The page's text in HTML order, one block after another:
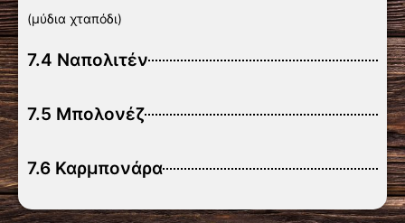
(μύδια χταπόδι)
7.4 Ναπολιτέν
7.5 Μπολονέζ
7.6 Καρμπονάρα